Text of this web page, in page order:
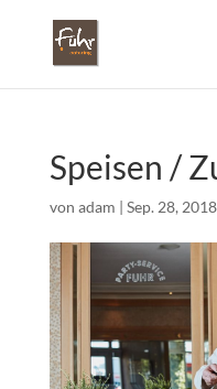
Speisen /
von adam | Sep. 28, 2018